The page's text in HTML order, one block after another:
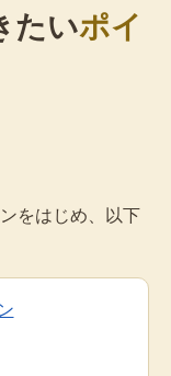
たいポイ
をはじめ、以下